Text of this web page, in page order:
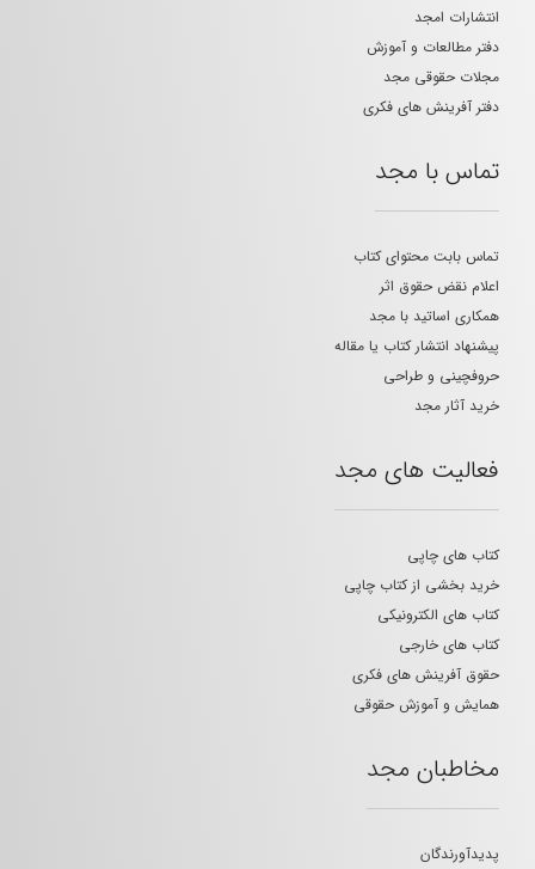
انتشارات امجد
دفتر مطالعات و آموزش
مجلات حقوقی مجد
دفتر آفرینش های فکری
تماس با مجد
تماس بابت محتوای کتاب
اعلام نقض حقوق اثر
همکاری اساتید با مجد
پیشنهاد انتشار کتاب یا مقاله
حروفچینی و طراحی
خرید آثار مجد
فعالیت های مجد
کتاب های چاپی
خرید بخشی از کتاب چاپی
کتاب های الکترونیکی
کتاب های خارجی
حقوق آفرینش های فکری
همایش و آموزش حقوقی
مخاطبان مجد
پدیدآورندگان